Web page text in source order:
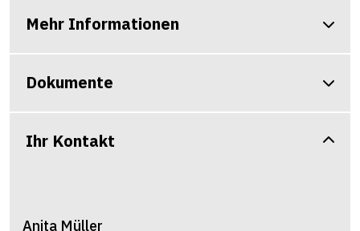
Mehr Informationen
Dokumente
Ihr Kontakt
Anita Müller